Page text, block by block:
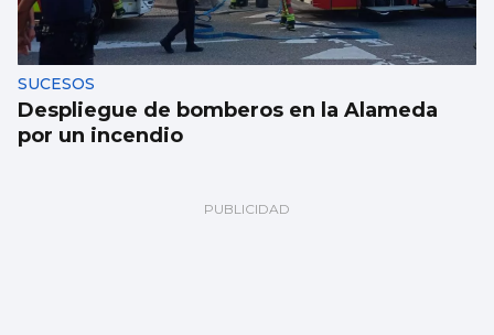
SUCESOS
Despliegue de bomberos en la Alameda
por un incendio